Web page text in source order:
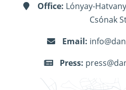
Office: Lónyay-
Csónak
Email:
Press: